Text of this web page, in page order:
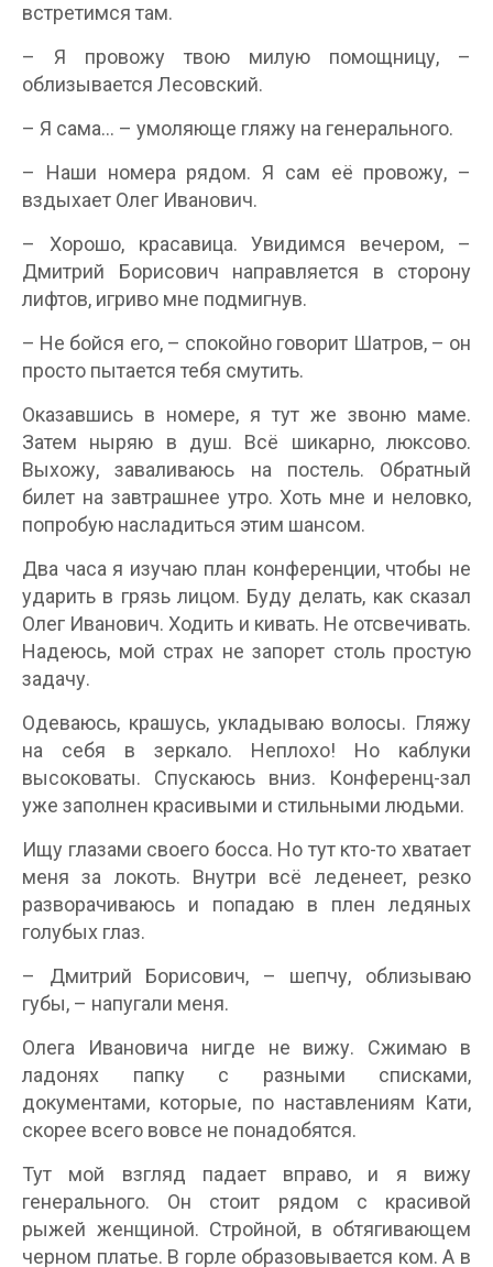
встретимся там.
– Я провожу твою милую помощницу, –
облизывается Лесовский.
– Я сама… – умоляюще гляжу на генерального.
– Наши номера рядом. Я сам её провожу, –
вздыхает Олег Иванович.
– Хорошо, красавица. Увидимся вечером, –
Дмитрий Борисович направляется в сторону
лифтов, игриво мне подмигнув.
– Не бойся его, – спокойно говорит Шатров, – он
просто пытается тебя смутить.
Оказавшись в номере, я тут же звоню маме.
Затем ныряю в душ. Всё шикарно, люксово.
Выхожу, заваливаюсь на постель. Обратный
билет на завтрашнее утро. Хоть мне и неловко,
попробую насладиться этим шансом.
Два часа я изучаю план конференции, чтобы не
ударить в грязь лицом. Буду делать, как сказал
Олег Иванович. Ходить и кивать. Не отсвечивать.
Надеюсь, мой страх не запорет столь простую
задачу.
Одеваюсь, крашусь, укладываю волосы. Гляжу
на себя в зеркало. Неплохо! Но каблуки
высоковаты. Спускаюсь вниз. Конференц-зал
уже заполнен красивыми и стильными людьми.
Ищу глазами своего босса. Но тут кто-то хватает
меня за локоть. Внутри всё леденеет, резко
разворачиваюсь и попадаю в плен ледяных
голубых глаз.
– Дмитрий Борисович, – шепчу, облизываю
губы, – напугали меня.
Олега Ивановича нигде не вижу. Сжимаю в
ладонях папку с разными списками,
документами, которые, по наставлениям Кати,
скорее всего вовсе не понадобятся.
Тут мой взгляд падает вправо, и я вижу
генерального. Он стоит рядом с красивой
рыжей женщиной. Стройной, в обтягивающем
черном платье. В горле образовывается ком. А в